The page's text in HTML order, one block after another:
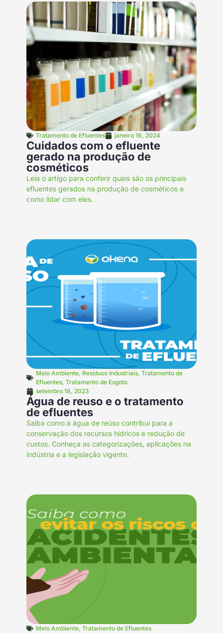
Tratamento de Efluentes janeiro 16, 2024
Cuidados com o efluente
gerado na produção de
cosméticos
Leia o artigo para conferir quais são os principais
efluentes gerados na produção de cosméticos e
como lidar com eles.
Meio Ambiente, Resíduos Industriais, Tratamento de
Efluentes, Tratamento de Esgoto
setembro 18, 2023
Água de reuso e o tratamento
de efluentes
Saiba como a água de reúso contribui para a
conservação dos recursos hídricos e redução de
custos. Conheça as categorizações, aplicações na
indústria e a legislação vigente.
Meio Ambiente, Tratamento de Efluentes